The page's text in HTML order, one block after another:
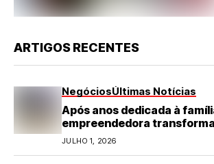
ARTIGOS RECENTES
NegóciosÚltimas Notícias
Após anos dedicada à
empreendedora
turismo em negócio de
JULHO 1, 2026